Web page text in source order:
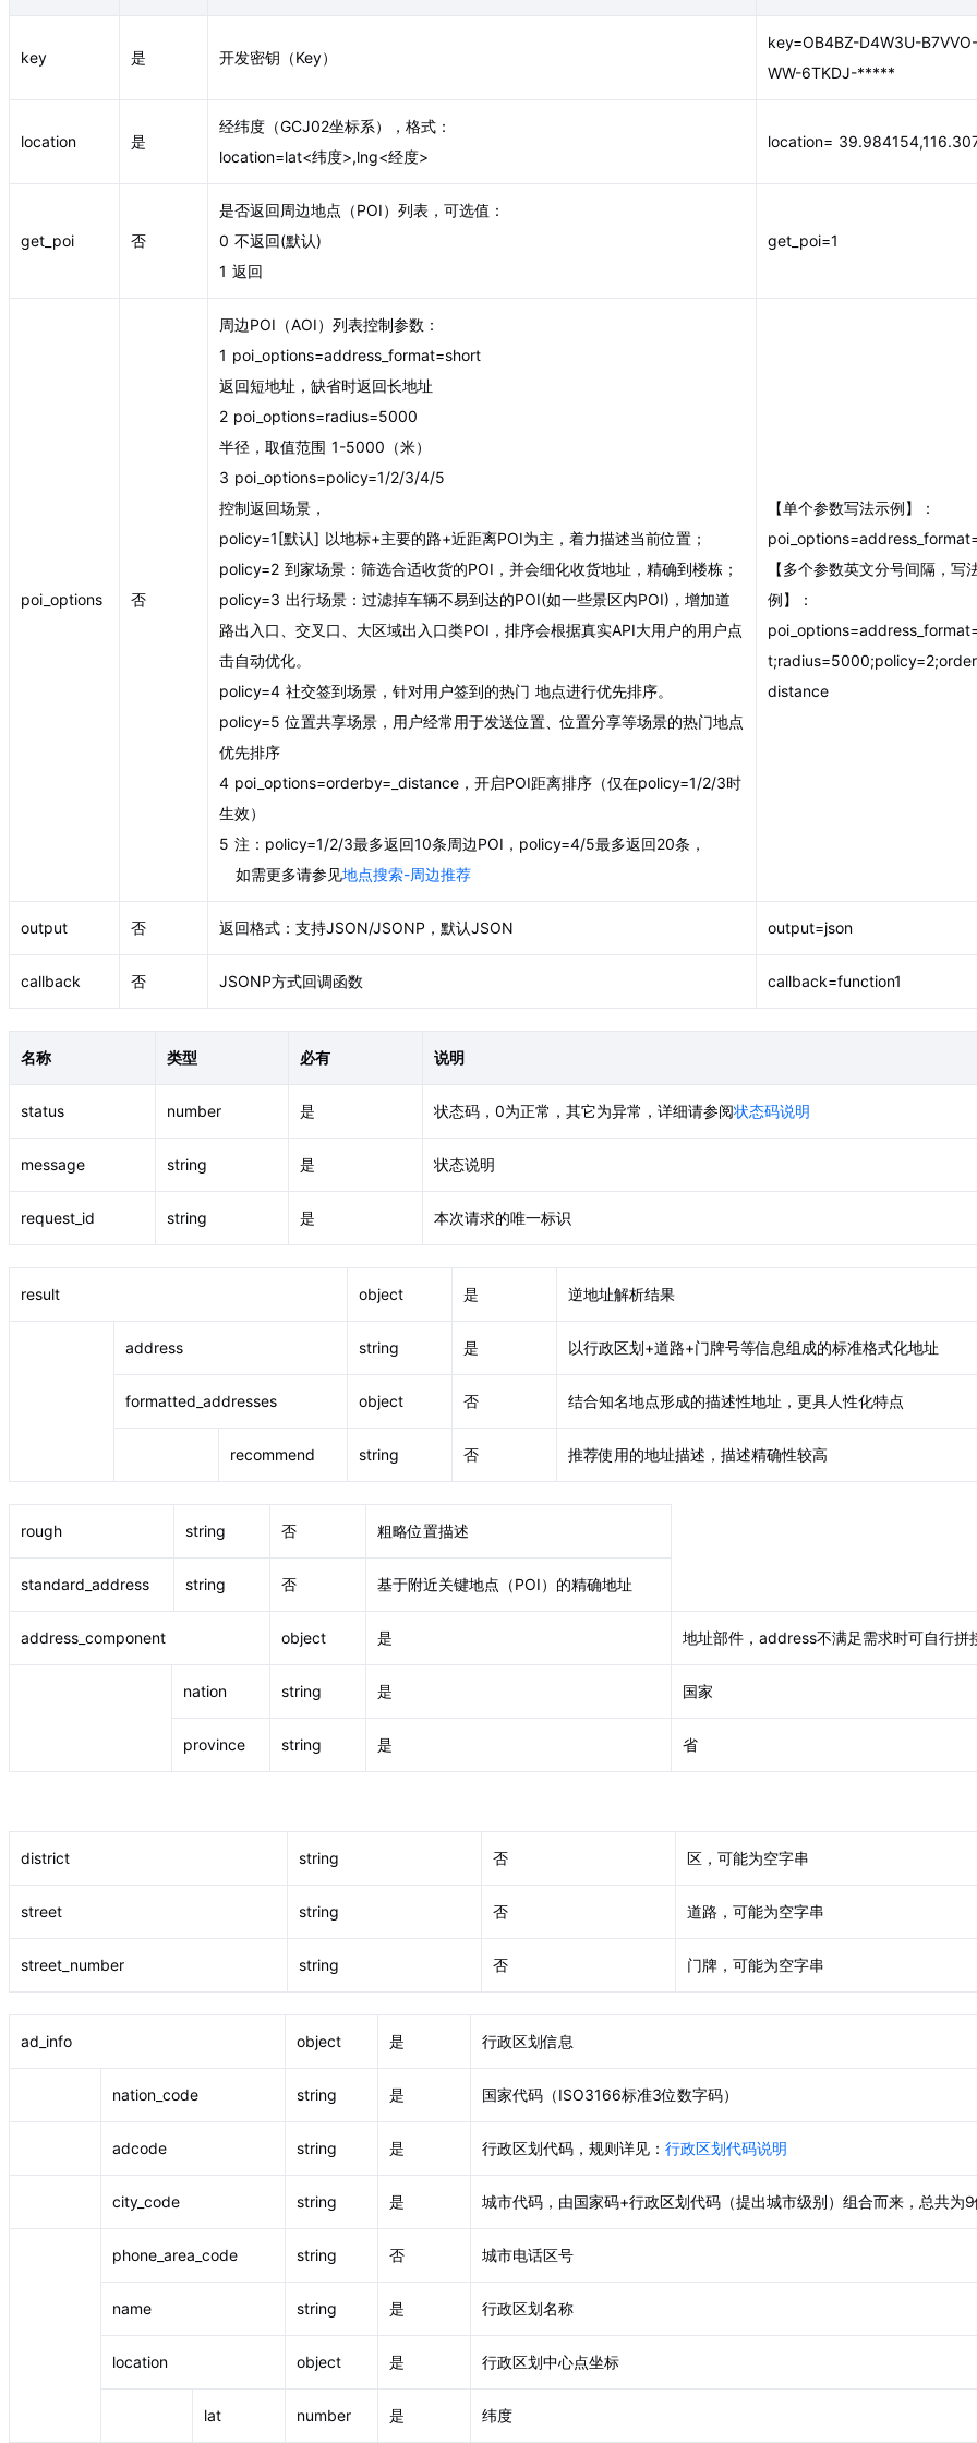
key 是 开发密钥（Key）
key=OB4BZ-D4W3U-
WW-6TKDJ-*****
location 是
经纬度（GCJ02坐标系），格式：
location=lat<纬度>,lng<经度>
location=
get_poi 否
是否返回周边地点（POI）列表，可选值：
0 不返回(默认)
1 返回
get_poi=1
poi_options 否
周边POI（AOI）列表控制参数：
1 poi_options=address_format=short
返回短地址，缺省时返回长地址
2 poi_options=radius=5000
半径，取值范围 1-5000（米）
3 poi_options=policy=1/2/3/4/5
控制返回场景，
policy=1[默认] 以地标+主要的路+近距离POI为主，着力描述当前位置；
policy=2 到家场景：筛选合适收货的POI，并会细化收货地址，精确到楼栋；
policy=3 出行场景：过滤掉车辆不易到达的POI(如一些景区内POI)，增加道
路出入口、交叉口、大区域出入口类POI，排序会根据真实API大用户的用户点
击自动优化。
policy=4 社交签到场景，针对用户签到的热门 地点进行优先排序。
policy=5 位置共享场景，用户经常用于发送位置、位置分享等场景的热门地点
优先排序
4 poi_options=orderby=_distance，开启POI距离排序（仅在policy=1/2/3时
生效）
5 注：policy=1/2/3最多返回10条周边POI，policy=4/5最多返回20条，
如需更多请参见地点搜索-周边推荐
【单个参数写法示例】：
【多个参数英文分号间隔，写
例】：
distance
output 否 返回格式：支持JSON/JSONP，默认JSON output=json
callback 否 JSONP方式回调函数 callback=function1
名称 类型 必有 说明
status number 是 状态码，0为正常，其它为异常，详细请参阅状态码说明
message string 是 状态说明
request_id string 是 本次请求的唯一标识
result object 是 逆地址解析结果
address string 是 以行政区划+道路+门牌号等信息组成的标准格式化地址
formatted_addresses object 否 结合知名地点形成的描述性地址，更具人性化特点
recommend string 否 推荐使用的地址描述，描述精确性较高
rough string 否 粗略位置描述
standard_address string 否 基于附近关键地点（POI）的精确地址
address_component object 是 地址部件，address不满足需求时可自行拼
nation string 是 国家
province string 是 省
district string 否 区，可能为空字串
street string 否 道路，可能为空字串
street_number string 否 门牌，可能为空字串
ad_info object 是 行政区划信息
nation_code string 是 国家代码（ISO3166标准3位数字码）
adcode string 是 行政区划代码，规则详见： 行政区划代码说明
city_code string 是 城市代码，由国家码+行政区划代码（提出城市级别）组合而来，总共为
phone_area_code string 否 城市电话区号
name string 是 行政区划名称
location object 是 行政区划中心点坐标
lat number 是 纬度